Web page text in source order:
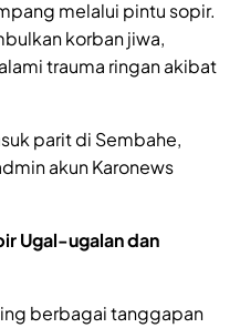
melalui pintu sopir.
korban jiwa,
trauma ringan akibat
parit di Sembahe,
akun Karonews
Ugal-ugalan dan
berbagai tanggapan